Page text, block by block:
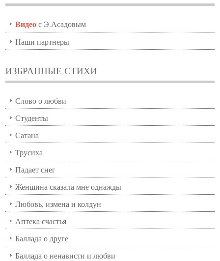
Видеос Э.Асадовым
Наши партнеры
ИЗБРАННЫЕ СТИХИ
Слово о любви
Студенты
Сатана
Трусиха
Падает снег
Женщина сказала мне однажды
Любовь, измена и колдун
Аптека счастья
Баллада о друге
Баллада о ненависти и любви